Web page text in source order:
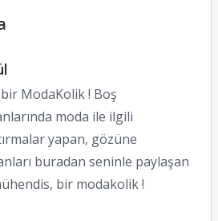
ModaKolik ! Boş
moda ile ilgili
yapan, gözüne
buradan seninle paylaşan
bir modakolik !